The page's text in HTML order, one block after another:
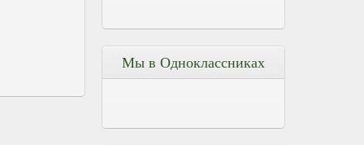
Мы в Одноклассниках